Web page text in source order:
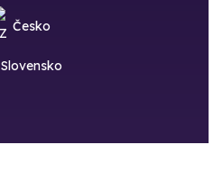
Česko
Slovensko